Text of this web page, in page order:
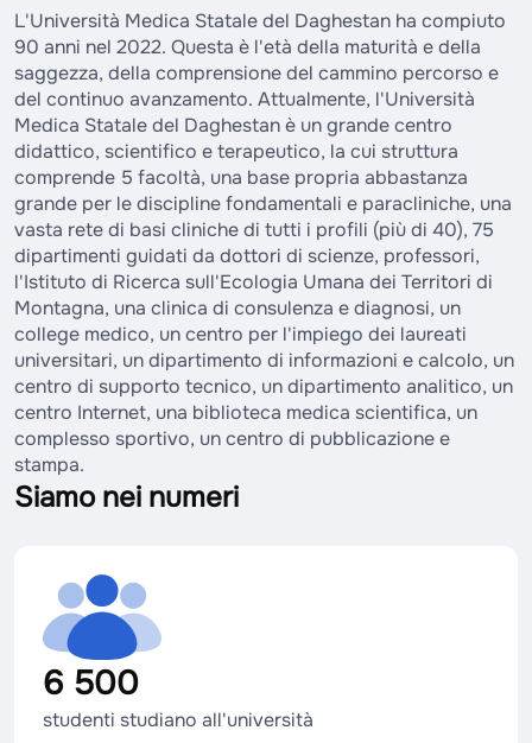
L'Università Medica Statale del Daghestan ha compiuto
90 anni nel 2022. Questa è l'età della maturità e della
saggezza, della comprensione del cammino percorso e
del continuo avanzamento. Attualmente, l'Università
Medica Statale del Daghestan è un grande centro
didattico, scientifico e terapeutico, la cui struttura
comprende 5 facoltà, una base propria abbastanza
grande per le discipline fondamentali e paracliniche, una
vasta rete di basi cliniche di tutti i profili (più di 40), 75
dipartimenti guidati da dottori di scienze, professori,
l'Istituto di Ricerca sull'Ecologia Umana dei Territori di
Montagna, una clinica di consulenza e diagnosi, un
college medico, un centro per l'impiego dei laureati
universitari, un dipartimento di informazioni e calcolo, un
centro di supporto tecnico, un dipartimento analitico, un
centro Internet, una biblioteca medica scientifica, un
complesso sportivo, un centro di pubblicazione e
stampa.
Siamo nei numeri
6 500
studenti studiano all'università